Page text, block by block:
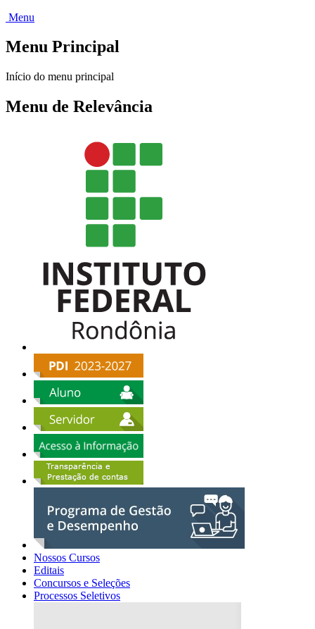
Menu
Menu Principal
Início do menu principal
Menu de Relevância
Nossos Cursos
Editais
Concursos e Seleções
Processos Seletivos